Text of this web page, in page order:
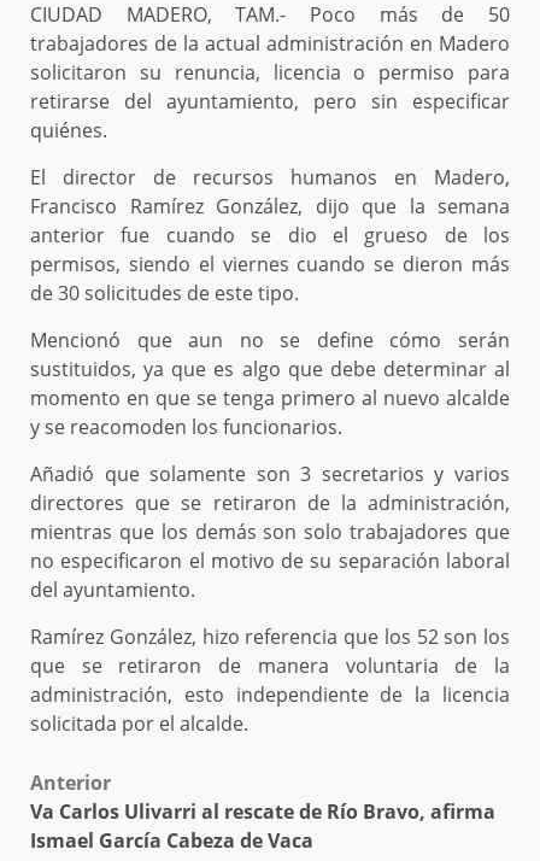
CIUDAD MADERO, TAM.- Poco más de 50
trabajadores de la actual administración en Madero
solicitaron su renuncia, licencia o permiso para
retirarse del ayuntamiento, pero sin especificar
quiénes.
El director de recursos humanos en Madero,
Francisco Ramírez González, dijo que la semana
anterior fue cuando se dio el grueso de los
permisos, siendo el viernes cuando se dieron más
de 30 solicitudes de este tipo.
Mencionó que aun no se define cómo serán
sustituidos, ya que es algo que debe determinar al
momento en que se tenga primero al nuevo alcalde
y se reacomoden los funcionarios.
Añadió que solamente son 3 secretarios y varios
directores que se retiraron de la administración,
mientras que los demás son solo trabajadores que
no especificaron el motivo de su separación laboral
del ayuntamiento.
Ramírez González, hizo referencia que los 52 son los
que se retiraron de manera voluntaria de la
administración, esto independiente de la licencia
solicitada por el alcalde.
Post
navigation
Anterior
Va Carlos Ulivarri al rescate de Río Bravo, afirma
Ismael García Cabeza de Vaca